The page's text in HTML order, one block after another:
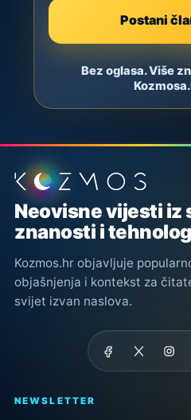
Postani
Bez oglasa. Više
Podnožje stranice
Neovisne vijesti iz
znanosti i
Kozmos.hr objavljuje
objašnjenja i kontekst za
svijet izvan naslova.
NEWSLETTER